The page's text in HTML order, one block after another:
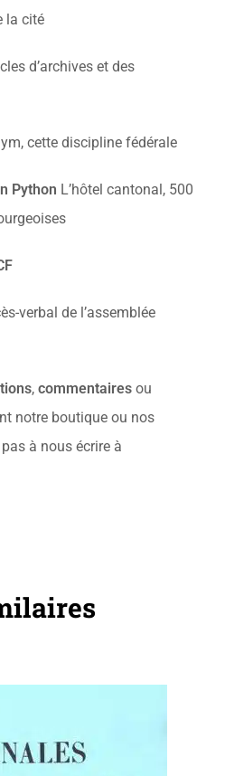
la cité
d’archives et des
cette discipline fédérale
Python L’hôtel cantonal, 500
verbal de l’assemblée
,commentaires ou
notre boutique ou nos
à nous écrire à